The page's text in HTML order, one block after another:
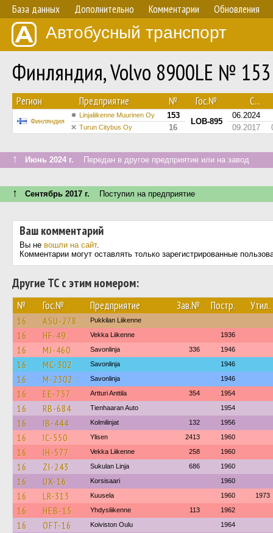
База данных Дополнительно Комментарии Обновления
Автобусный транспорт
Финляндия, Volvo 8900LE № 153
Регион Предприятие № Гос.№ С...
Финляндия
Linjaliikenne Muurinen Oy 153
LOB-895
06.2024
Turun Citybus Oy 16 09.2017
↑ Июнь 2024 г. Передан в другое предприятие или на завод
↑ Сентябрь 2017 г. Поступил на предприятие
Ваш комментарий
Вы не вошли на сайт.
Комментарии могут оставлять только зарегистрированные
Другие ТС с этим номером:
№ Гос.№ Предприятие Зав.№ Постр. Утил.
16 ASU-278 Pukkilan Liikenne
16 HF-49 Vekka Liikenne 1936
16 MJ-460 Savonlinja 336 1946
16 MC-302 Savonlinja 1946
16 M-2302 Savonlinja 1946
16 EE-757 Artturi Anttila 354 1954
16 RB-684 Tienhaaran Auto 1954
16 IB-444 Kolmilinjat 132 1956
16 IC-550 Ylisen 2413 1960
16 IH-577 Vekka Liikenne 258 1960
16 ZI-243 Sukulan Linja 686 1960
16 UX-16 Korsisaari 1960
16 LR-313 Kuusela 1960 1973
16 HEB-15 Yhdysliikenne 113 1962
16 OFT-16 Koiviston Oulu 1964